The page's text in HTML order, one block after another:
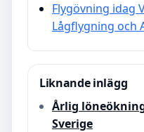
Flygövning idag
Lågflygning och
Liknande inlägg
Årlig
Sverige